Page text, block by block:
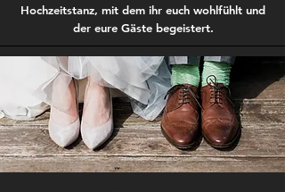
Hochzeitstanz, mit dem ihr euch wohlfühlt und
der eure Gäste begeistert.